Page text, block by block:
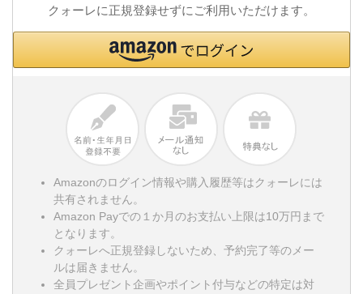
クォーレに正規登録せずにご利用いただけます。
Amazonのログイン情報や購入履歴等はクォーレには
共有されません。
Amazon Payでの１か月のお支払い上限は10万円まで
となります。
クォーレへ正規登録しないため、予約完了等のメー
ルは届きません。
全員プレゼント企画やポイント付与などの特定は対